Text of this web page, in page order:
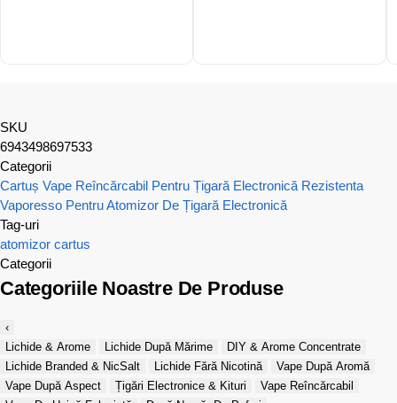
SKU
6943498697533
Categorii
Cartuș Vape Reîncărcabil Pentru Țigară Electronică Rezistenta
Vaporesso Pentru Atomizor De Țigară Electronică
Tag-uri
atomizor cartus
Categorii
Categoriile Noastre De Produse
‹
Lichide & Arome
Lichide După Mărime
DIY & Arome Concentrate
Lichide Branded & NicSalt
Lichide Fără Nicotină
Vape După Aromă
Vape După Aspect
Țigări Electronice & Kituri
Vape Reîncărcabil